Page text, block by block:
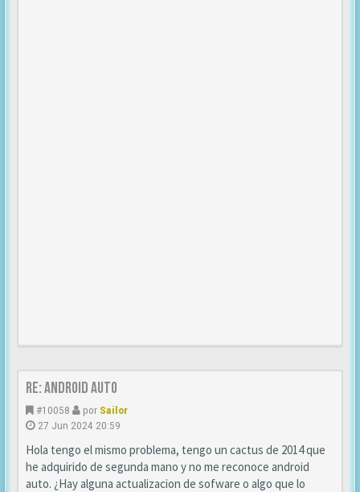
Re: android auto
#10058 por Sailor
27 Jun 2024 20:59
Hola tengo el mismo problema, tengo un cactus de 2014 que
he adquirido de segunda mano y no me reconoce android
auto. ¿Hay alguna actualizacion de sofware o algo que lo